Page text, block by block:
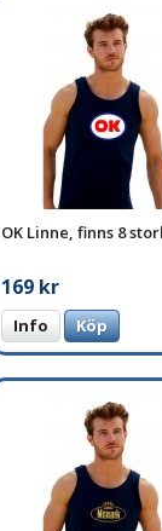
OK Linne, finns 8
169 kr
Info Köp